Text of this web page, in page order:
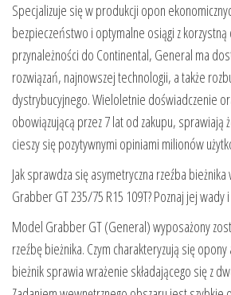
Specjalizuje się w produkcji opon
bezpieczeństwo i optymalne osiągi z korzystną
przynależności do Continental, General ma
rozwiązań, najnowszej technologii, a także
dystrybucyjnego. Wieloletnie doświadczenie
obowiązującą przez 7 lat od zakupu, sprawiają
cieszy się pozytywnymi opiniami milionów
Jak sprawdza się asymetryczna rzeźba
Grabber GT 235/75 R15 109T? Poznaj jej wady
Model Grabber GT (General) wyposażony
rzeźbę bieżnika. Czym charakteryzują się opony
bieżnik sprawia wrażenie składającego się z